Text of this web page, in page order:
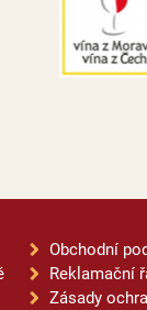
Obchodní
Reklamační
Zásady